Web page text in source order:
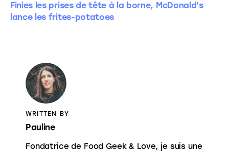
Finies les prises de tête à la borne, McDonald’s
lance les frites-potatoes
WRITTEN BY
Pauline
Fondatrice de Food Geek & Love, je suis une